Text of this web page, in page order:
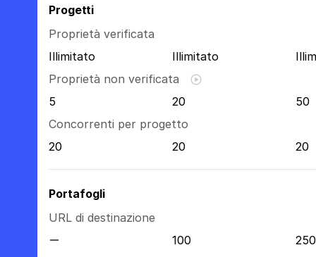
Progetti
Proprietà verificata
Illimitato
Illimitato
Proprietà non verificata
5
20
50
Concorrenti per progetto
20
20 20
Portafogli
URL di destinazione
100
250